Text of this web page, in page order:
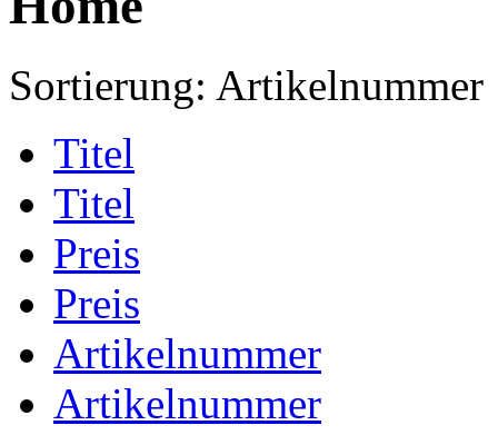
Sortierung: Artikelnummer
Titel
Titel
Preis
Preis
Artikelnummer
Artikelnummer